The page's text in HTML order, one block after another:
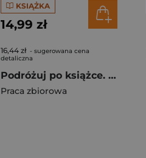
KSIĄŻKA
14,99 zł
16,44 zł - sugerowana cena
detaliczna
Podróżuj po książce. Idziemy na zakupy. 18 miesięcy +
Praca zbiorowa